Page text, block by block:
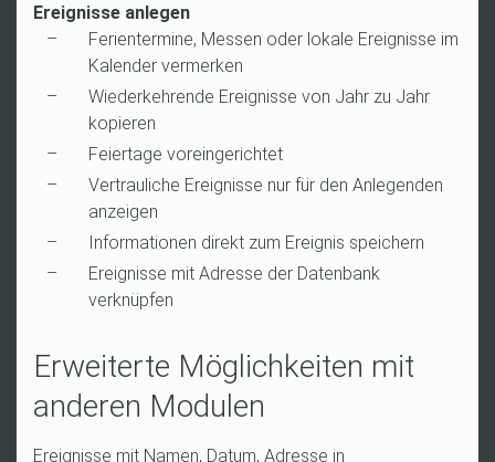
Ereignisse anlegen
Ferientermine, Messen oder lokale Ereignisse im
Kalender vermerken
Wiederkehrende Ereignisse von Jahr zu Jahr
kopieren
Feiertage voreingerichtet
Vertrauliche Ereignisse nur für den Anlegenden
anzeigen
Informationen direkt zum Ereignis speichern
Ereignisse mit Adresse der Datenbank
verknüpfen
Erweiterte Möglichkeiten mit
anderen Modulen
Ereignisse mit Namen, Datum, Adresse in